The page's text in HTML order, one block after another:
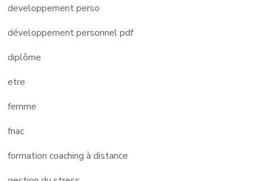
developpement perso
développement personnel pdf
diplôme
etre
femme
fnac
formation coaching à distance